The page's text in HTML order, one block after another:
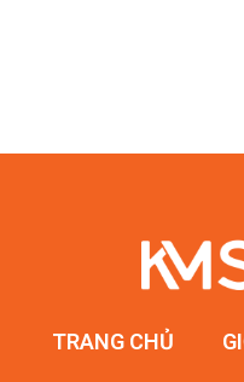
TRANG CHỦ